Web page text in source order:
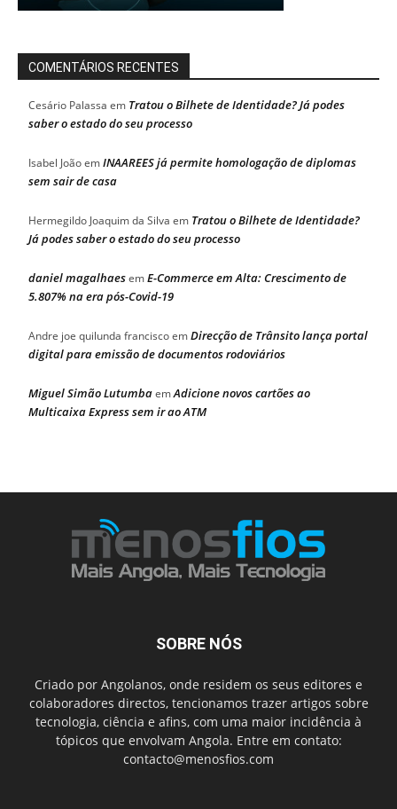
COMENTÁRIOS RECENTES
Cesário Palassa em Tratou o Bilhete de Identidade? Já podes
saber o estado do seu processo
Isabel JoãoemINAAREES já permite homologação de diplomas
sem sair de casa
Hermegildo Joaquim da Silva em Tratou o Bilhete de Identidade?
Já podes saber o estado do seu processo
daniel magalhaesemE-Commerce em Alta: Crescimento de
5.807% na era pós-Covid-19
Andre joe quilunda franciscoemDirecção de Trânsito lança portal
digital para emissão de documentos rodoviários
Miguel Simão LutumbaemAdicione novos cartões ao
Multicaixa Express sem ir ao ATM
SOBRE NÓS
Criado por Angolanos, onde residem os seus editores e
colaboradores directos, tencionamos trazer artigos sobre
tecnologia, ciência e afins, com uma maior incidência à
tópicos que envolvam Angola. Entre em contato:
contacto@menosfios.com